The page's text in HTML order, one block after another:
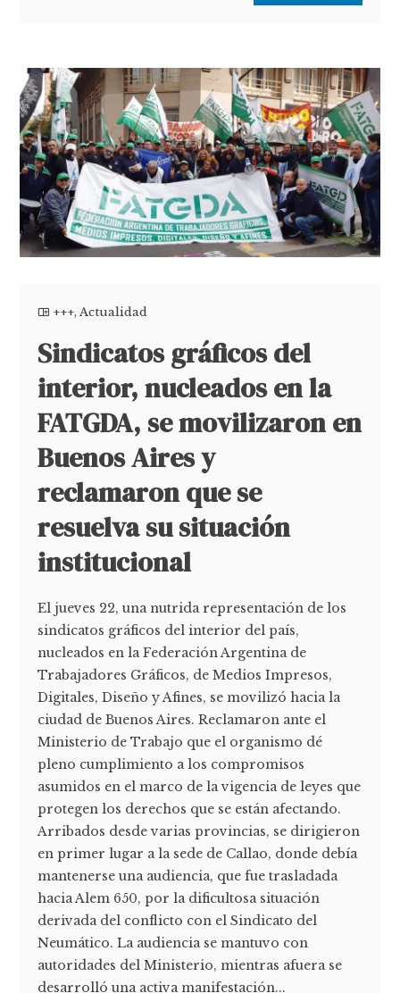
+++,Actualidad
Sindicatos gráficos del
interior, nucleados en la
FATGDA, se movilizaron en
Buenos Aires y
reclamaron que se
resuelva su situación
institucional
El jueves 22, una nutrida representación de los
sindicatos gráficos del interior del país,
nucleados en la Federación Argentina de
Trabajadores Gráficos, de Medios Impresos,
Digitales, Diseño y Afines, se movilizó hacia la
ciudad de Buenos Aires. Reclamaron ante el
Ministerio de Trabajo que el organismo dé
pleno cumplimiento a los compromisos
asumidos en el marco de la vigencia de leyes que
protegen los derechos que se están afectando.
Arribados desde varias provincias, se dirigieron
en primer lugar a la sede de Callao, donde debía
mantenerse una audiencia, que fue trasladada
hacia Alem 650, por la dificultosa situación
derivada del conflicto con el Sindicato del
Neumático. La audiencia se mantuvo con
autoridades del Ministerio, mientras afuera se
desarrolló una activa manifestación...